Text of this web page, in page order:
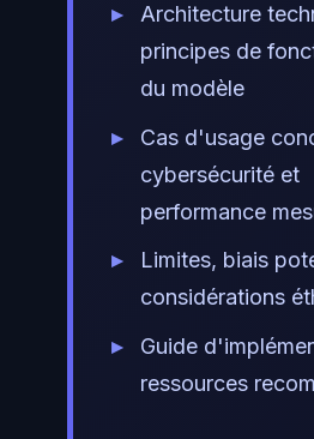
Architecture
principes de
du modèle
Cas d'usage
cybersécurité et
performance
Limites, biais
considérations
Guide
ressources